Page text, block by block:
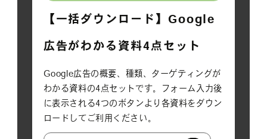
【一括ダウンロード】Google
広告がわかる資料4点セット
Google広告の概要、種類、ターゲティングが
わかる資料の4点セットです。フォーム入力後
に表示される4つのボタンより各資料をダウン
ロードしてご利用ください。